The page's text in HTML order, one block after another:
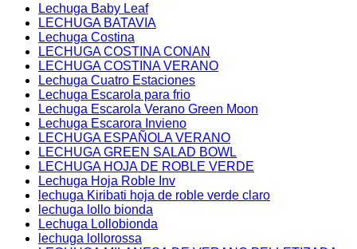
Lechuga Baby Leaf
LECHUGA BATAVIA
Lechuga Costina
LECHUGA COSTINA CONAN
LECHUGA COSTINA VERANO
Lechuga Cuatro Estaciones
Lechuga Escarola para frio
Lechuga Escarola Verano Green Moon
Lechuga Escarora Invieno
LECHUGA ESPAÑOLA VERANO
LECHUGA GREEN SALAD BOWL
LECHUGA HOJA DE ROBLE VERDE
Lechuga Hoja Roble Inv
lechuga Kiribati hoja de roble verde claro
lechuga lollo bionda
Lechuga Lollobionda
lechuga lollorossa